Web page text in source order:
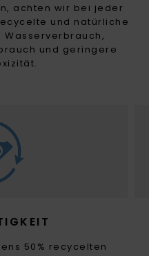
achten wir bei jeder
und natürliche
und geringere
50% recycelten